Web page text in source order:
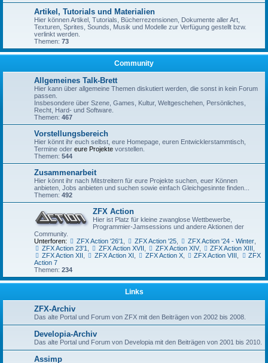
Artikel, Tutorials und Materialien
Hier können Artikel, Tutorials, Bücherrezensionen, Dokumente aller Art,
Texturen, Sprites, Sounds, Musik und Modelle zur Verfügung gestellt bzw.
verlinkt werden.
Themen: 73
Community
Allgemeines Talk-Brett
Hier kann über allgemeine Themen diskutiert werden, die sonst in kein Forum
passen.
Insbesondere über Szene, Games, Kultur, Weltgeschehen, Persönliches,
Recht, Hard- und Software.
Themen: 467
Vorstellungsbereich
Hier könnt ihr euch selbst, eure Homepage, euren Entwicklerstammtisch,
Termine oder eure Projekte vorstellen.
Themen: 544
Zusammenarbeit
Hier könnt ihr nach Mitstreitern für eure Projekte suchen, euer Können
anbieten, Jobs anbieten und suchen sowie einfach Gleichgesinnte finden...
Themen: 492
ZFX Action
Hier ist Platz für kleine zwanglose Wettbewerbe,
Programmier-Jamsessions und andere Aktionen der
Community.
Unterforen:
ZFX Action '26'1, ZFX Action '25, ZFX Action '24 - Winter,
ZFX Action 23'1, ZFX Action XVII , ZFX Action XIV, ZFX Action XIII ,
ZFX Action XII , ZFX Action XI , ZFX Action X, ZFX Action VIII ,
ZFX
Action 7
Themen: 234
Links
ZFX-Archiv
Das alte Portal und Forum von ZFX mit den Beiträgen von 2002 bis 2008.
Developia-Archiv
Das alte Portal und Forum von Developia mit den Beiträgen von 2001 bis 2010.
Assimp